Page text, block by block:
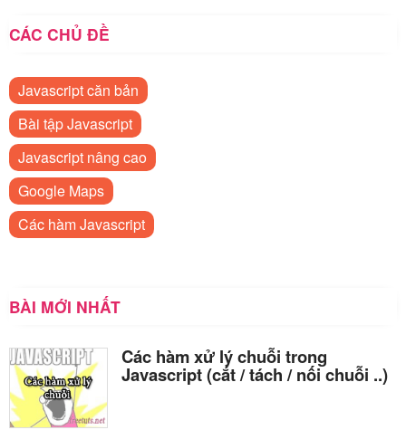
CÁC CHỦ ĐỀ
Javascript căn bản
Bài tập Javascript
Javascript nâng cao
Google Maps
Các hàm Javascript
BÀI MỚI NHẤT
Các hàm xử lý chuỗi trong
Javascript (cắt / tách / nối chuỗi ..)